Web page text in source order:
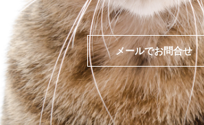
メールでお問合せ